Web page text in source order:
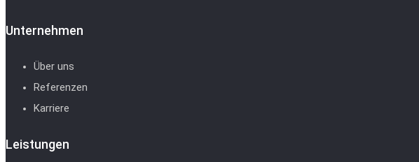
Unternehmen
Über uns
Referenzen
Karriere
Leistungen